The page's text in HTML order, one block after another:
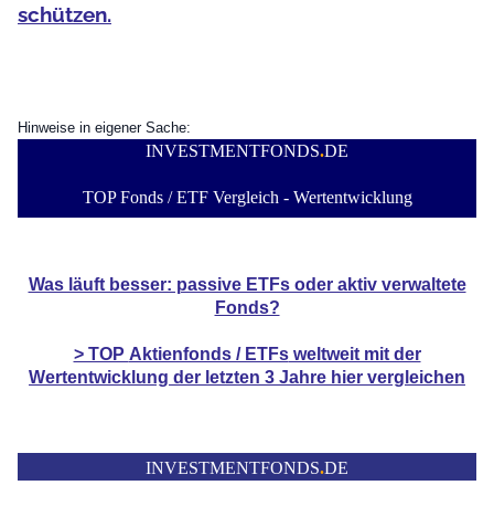
schützen.
Hinweise in eigener Sache:
INVESTMENTFONDS.DE
TOP Fonds / ETF Vergleich - Wertentwicklung
Was läuft besser: passive ETFs oder aktiv verwaltete
Fonds?
> TOP Aktienfonds / ETFsweltweit mit der
Wertentwicklung der letzten 3 Jahre hier vergleichen
INVESTMENTFONDS.DE